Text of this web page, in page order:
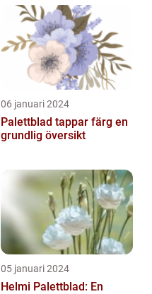
06 januari 2024
Palettblad tappar färg en
grundlig översikt
05 januari 2024
Helmi Palettblad: En